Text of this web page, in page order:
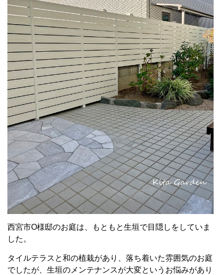
西宮市O様邸のお庭は、もともと生垣で目隠しをしていま
した。
タイルテラスと和の植栽があり、落ち着いた雰囲気のお庭
でしたが、生垣のメンテナンスが大変というお悩みがあり